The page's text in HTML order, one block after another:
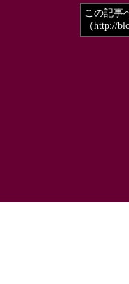
この記事
（http://